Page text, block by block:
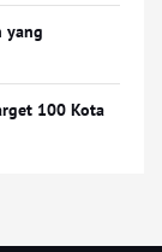
yang
100 Kota